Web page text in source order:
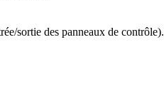
sortie des panneaux de contrôle).